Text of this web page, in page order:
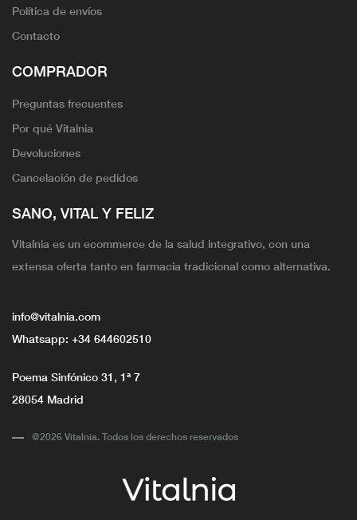
Política de envíos
Contacto
COMPRADOR
Preguntas frecuentes
Por qué Vitalnia
Devoluciones
Cancelación de pedidos
SANO, VITAL Y FELIZ
Vitalnia es un ecommerce de la salud integrativo, con una
extensa oferta tanto en farmacia tradicional como alternativa.
info@vitalnia.com
Whatsapp: +34 644602510
Poema Sinfónico 31, 1ª 7
28054 Madrid
@2026 Vitalnia. Todos los derechos reservados